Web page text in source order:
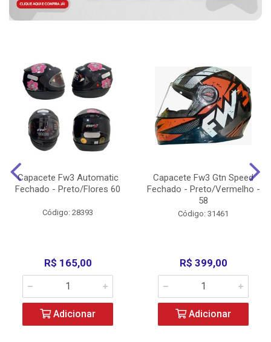
Capacete Fw3 Automatic
Fechado - Preto/Flores 60
Código: 28393
R$ 165,00
Adicionar
Capacete Fw3 Gtn Speed
Fechado - Preto/Vermelho -
58
Código: 31461
R$ 399,00
Adicionar